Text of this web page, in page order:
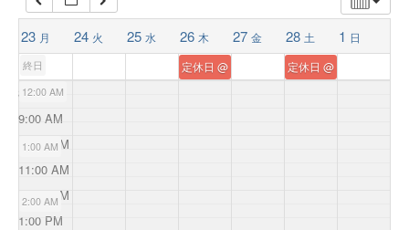
23 月 24 火 25 水 26 木 27 金 28 土 1 日
終日 定休日 @ 羅針堂鍼灸整体院 茅ヶ崎店
定休日 @ 羅針堂鍼灸
12:00 AM
1:00 AM
2:00 AM
8:00 AM
9:00 AM
10:00 AM
11:00 AM
12:00 PM
1:00 PM